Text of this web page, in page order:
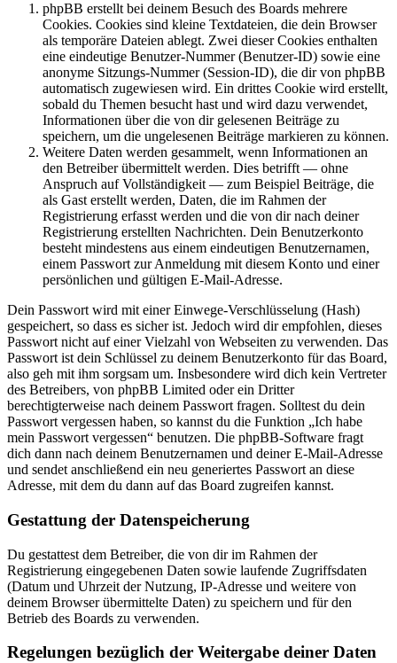
phpBB erstellt bei deinem Besuch des Boards mehrere
Cookies. Cookies sind kleine Textdateien, die dein Browser
als temporäre Dateien ablegt. Zwei dieser Cookies enthalten
eine eindeutige Benutzer-Nummer (Benutzer-ID) sowie eine
anonyme Sitzungs-Nummer (Session-ID), die dir von phpBB
automatisch zugewiesen wird. Ein drittes Cookie wird erstellt,
sobald du Themen besucht hast und wird dazu verwendet,
Informationen über die von dir gelesenen Beiträge zu
speichern, um die ungelesenen Beiträge markieren zu können.
Weitere Daten werden gesammelt, wenn Informationen an
den Betreiber übermittelt werden. Dies betrifft — ohne
Anspruch auf Vollständigkeit — zum Beispiel Beiträge, die
als Gast erstellt werden, Daten, die im Rahmen der
Registrierung erfasst werden und die von dir nach deiner
Registrierung erstellten Nachrichten. Dein Benutzerkonto
besteht mindestens aus einem eindeutigen Benutzernamen,
einem Passwort zur Anmeldung mit diesem Konto und einer
persönlichen und gültigen E-Mail-Adresse.
Dein Passwort wird mit einer Einwege-Verschlüsselung (Hash)
gespeichert, so dass es sicher ist. Jedoch wird dir empfohlen, dieses
Passwort nicht auf einer Vielzahl von Webseiten zu verwenden. Das
Passwort ist dein Schlüssel zu deinem Benutzerkonto für das Board,
also geh mit ihm sorgsam um. Insbesondere wird dich kein Vertreter
des Betreibers, von phpBB Limited oder ein Dritter
berechtigterweise nach deinem Passwort fragen. Solltest du dein
Passwort vergessen haben, so kannst du die Funktion „Ich habe
mein Passwort vergessen“ benutzen. Die phpBB-Software fragt
dich dann nach deinem Benutzernamen und deiner E-Mail-Adresse
und sendet anschließend ein neu generiertes Passwort an diese
Adresse, mit dem du dann auf das Board zugreifen kannst.
Gestattung der Datenspeicherung
Du gestattest dem Betreiber, die von dir im Rahmen der
Registrierung eingegebenen Daten sowie laufende Zugriffsdaten
(Datum und Uhrzeit der Nutzung, IP-Adresse und weitere von
deinem Browser übermittelte Daten) zu speichern und für den
Betrieb des Boards zu verwenden.
Regelungen bezüglich der Weitergabe deiner Daten